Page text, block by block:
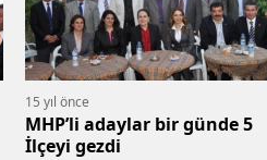
15 yıl önce
MHP’li adaylar bir günde 5
İlçeyi gezdi